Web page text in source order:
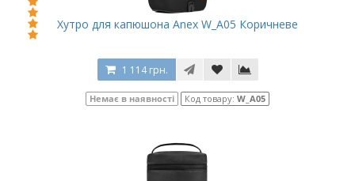
Хутро для капюшона Anex W_A05 Коричневе
1 114 грн.
Немає в наявності Код товару: W_A05